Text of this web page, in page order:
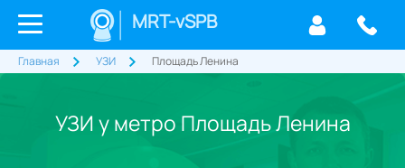
MRT-vSPB
Главная УЗИ Площадь Ленина
УЗИ у метро Площадь Ленина